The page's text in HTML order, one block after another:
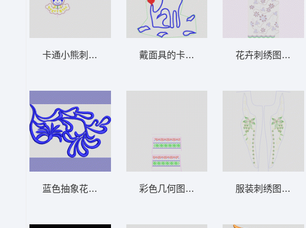
卡通小熊刺绣图案设计 亮片 卡通熊贴布
蓝色抽象花纹图案 卡通猫
戴面具的卡通狗 卡通小狗贴布
彩色几何图案装饰带 条码
花卉刺绣图案设
服装刺绣图案设